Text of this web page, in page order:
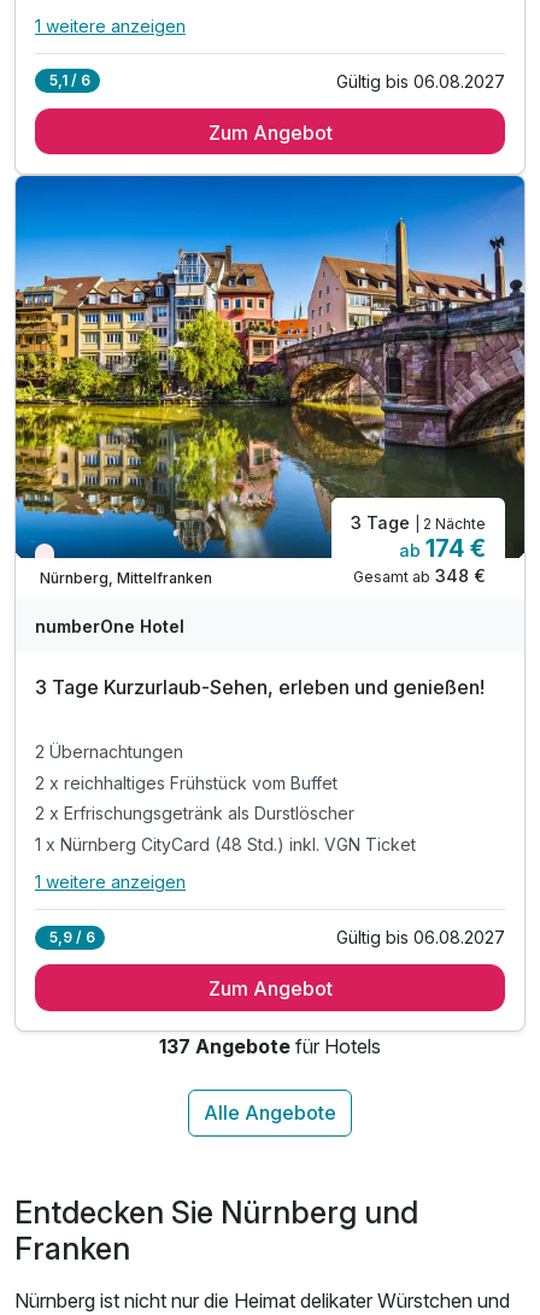
Alle Inklusivleistungen
zwischen Nürnberg und Fürth
täglich reichhaltiges Frühstücksbuffet
1 x Lunchpaket für Ihren Ausflug in den Playmobil®-
FunPark
Willkommensgetränk
1 weitere anzeigen
5,1 / 6 Gültig bis 06.08.2027
Zum Angebot
Nur noch Restplätze
Nürnberg, Mittelfranken
3 Tage | 2 Nächte
ab 174 €
Gesamt ab 348 €
numberOne Hotel
3 Tage Kurzurlaub-Sehen, erleben und genießen!
2 Übernachtungen
2 x reichhaltiges Frühstück vom Buffet
2 x Erfrischungsgetränk als Durstlöscher
1 x Nürnberg CityCard (48 Std.) inkl. VGN Ticket
Alle Inklusivleistungen
2 x reichhaltiges Frühstück vom Buffet
1 x Nürnberg CityCard (48 Std.) inkl. VGN Ticket
1 weitere anzeigen
5,9 / 6 Gültig bis 06.08.2027
Zum Angebot
137 Angebote für Hotels
Entdecken Sie Nürnberg und
Franken
Nürnberg ist nicht nur die Heimat delikater Würstchen und